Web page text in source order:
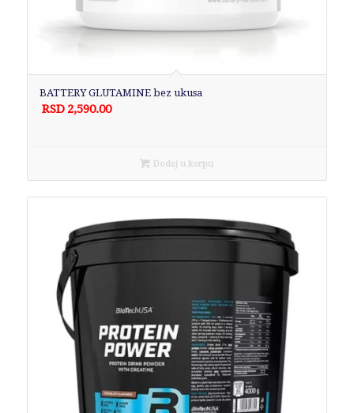
BATTERY GLUTAMINE bez ukusa
RSD 2,590.00
Dodaj u korpu